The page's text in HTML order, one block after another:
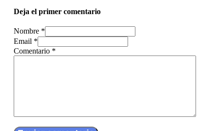
Deja el primer comentario
Nombre *
Email *
Comentario *